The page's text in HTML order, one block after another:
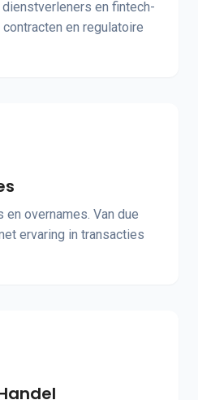
en fintech-
en regulatoire
overnames. Van due
ervaring in transacties